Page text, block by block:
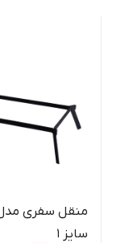
منقل سفری
سایز 1